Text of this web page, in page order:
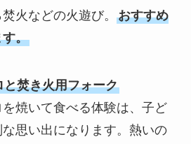
火などの火遊び。 おすすめ
す。
焚き火用フォーク
焼いて食べる体験は、子ど
思い出になります。熱いの